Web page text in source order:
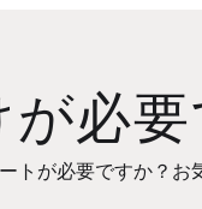
が必
トが必要ですか？お